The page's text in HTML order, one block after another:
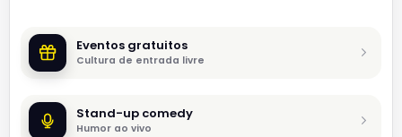
Eventos gratuitos
Cultura de entrada livre
Stand-up comedy
Humor ao vivo